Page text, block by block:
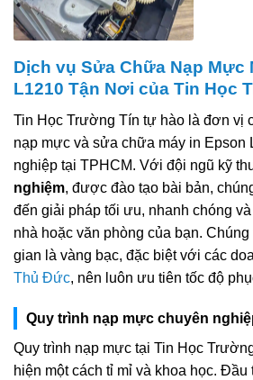
Dịch vụ Sửa Chữa Nạp Mực
L1210 Tận Nơi của Tin Học
Tin Học Trường Tín tự hào là đơn vị
nạp mực và sửa chữa máy in Epson
nghiệp tại TPHCM. Với đội ngũ kỹ
nghiệm, được đào tạo bài bản,
đến giải pháp tối ưu, nhanh chóng
nhà hoặc văn phòng của bạn.
gian là vàng bạc, đặc biệt với các
Thủ Đức, nên luôn ưu tiên tốc độ
Quy trình nạp mực chuyên
Quy trình nạp mực tại Tin Học
hiện một cách tỉ mỉ và khoa học. Đầu